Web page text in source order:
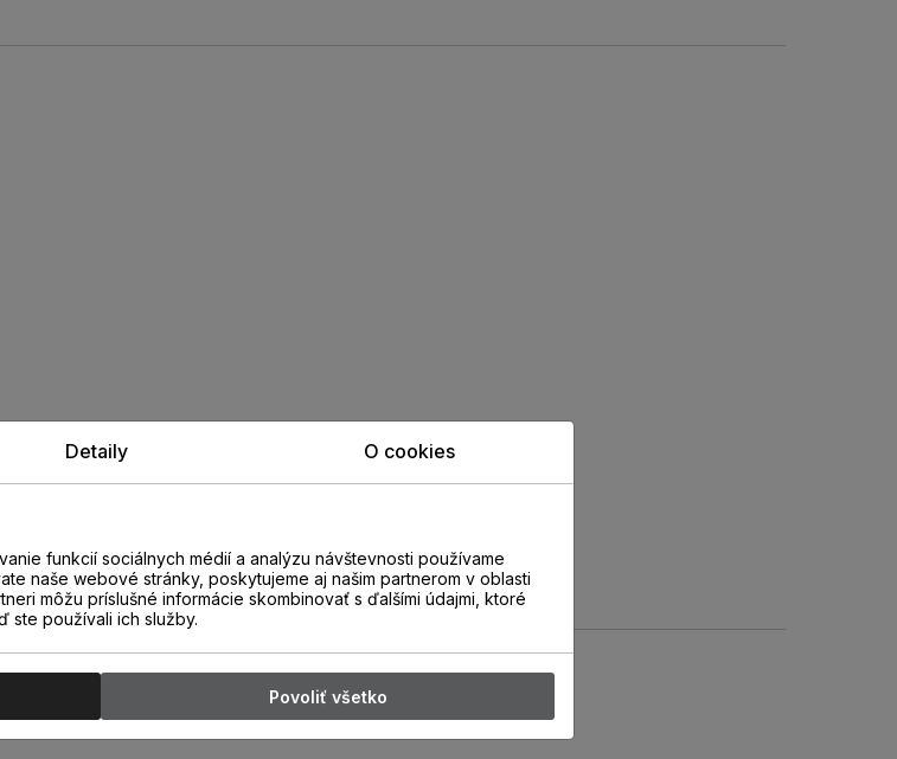
Detaily O cookies
funkcií sociálnych médií a analýzu návštevnosti používame
naše webové stránky, poskytujeme aj našim partnerom v oblasti
môžu príslušné informácie skombinovať s ďalšími údajmi, ktoré
ste používali ich služby.
Povoliť všetko